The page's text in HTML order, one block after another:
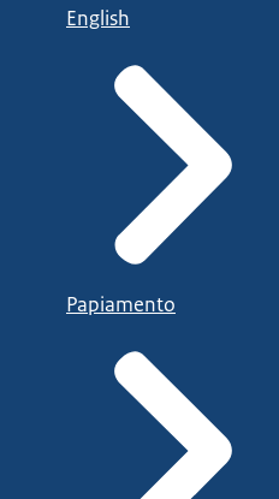
English
Papiamento